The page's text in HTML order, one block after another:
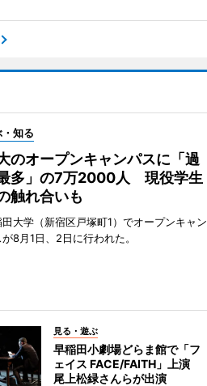
知る
のオープンキャンパスに「過
多」の7万2000人 現役学生
触れ合いも
大学（新宿区戸塚町1）でオープンキャン
8月1日、2日に行われた。
見る・遊ぶ
早稲田小劇場どらま館で「フ
ェイス FACE/FAITH」上演
尾上松緑さんらが出演